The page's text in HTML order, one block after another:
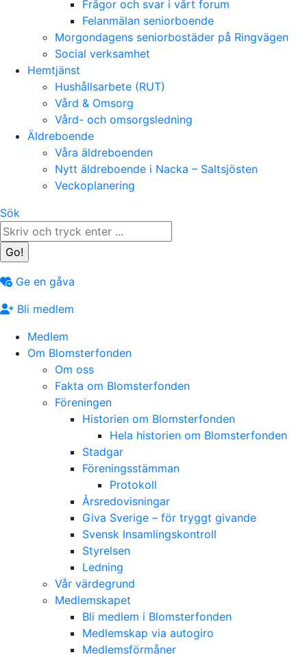
Frågor och svar i vårt forum
Felanmälan seniorboende
Morgondagens seniorbostäder på Ringvägen
Social verksamhet
Hemtjänst
Hushållsarbete (RUT)
Vård & Omsorg
Vård- och omsorgsledning
Äldreboende
Våra äldreboenden
Nytt äldreboende i Nacka – Saltsjösten
Veckoplanering
Search:
Sök
Ge en gåva
Bli medlem
Medlem
Om Blomsterfonden
Om oss
Fakta om Blomsterfonden
Föreningen
Historien om Blomsterfonden
Hela historien om Blomsterfonden
Stadgar
Föreningsstämman
Protokoll
Årsredovisningar
Giva Sverige – för tryggt givande
Svensk Insamlingskontroll
Styrelsen
Ledning
Vår värdegrund
Medlemskapet
Bli medlem i Blomsterfonden
Medlemskap via autogiro
Medlemsförmåner